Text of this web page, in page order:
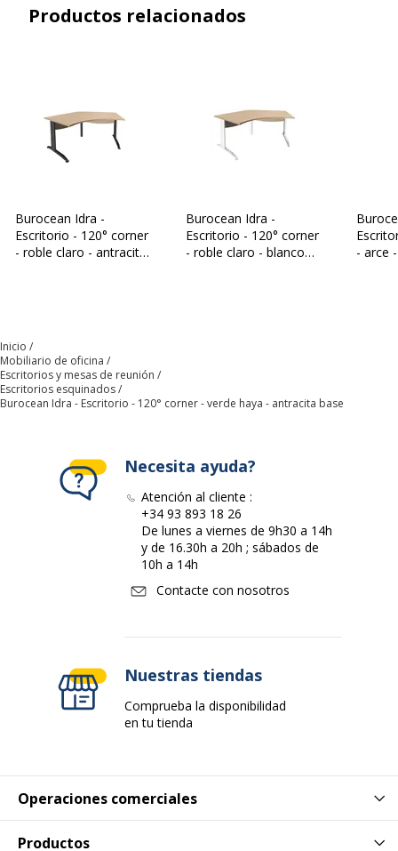
Bordes ABS 2mm
Densidad del panel 700 kg/m3
Anchura de la mesa
Material Madera aglomerada
Forma 80 cm
Datos de identificación
Datos de identificación
Código de barras maestro 3253310149908
Burocean
Referencia del fabricante ID364HBA
Características básicas
Material Metal
Productos relacionados
Burocean Idra -
Escritorio - 120° corner
- roble claro - antracita
Burocean Idra -
Escritorio - 120° corner
- roble claro - blanco
- arce
Inicio
Mobiliario de oficina
Escritorios y mesas de reunión
Escritorios esquinados
Burocean Idra - Escritorio - 120° corner - verde haya - antracita base
Operaciones comerciales
Productos
Necesita ayuda?
Atención al cliente :
+34 93 893 18 26
De lunes a viernes de 9h30 a 14h
y de 16.30h a 20h ; sábados de
10h a 14h
Contacte con nosotros
Nuestras tiendas
Comprueba la disponibilidad
en tu tienda